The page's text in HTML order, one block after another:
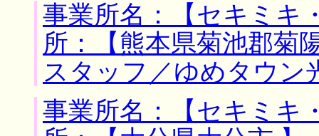
事業所名：【セキミ
所：【熊本県菊池郡菊
スタッフ／ゆめタウン
事業所名：【セキミ